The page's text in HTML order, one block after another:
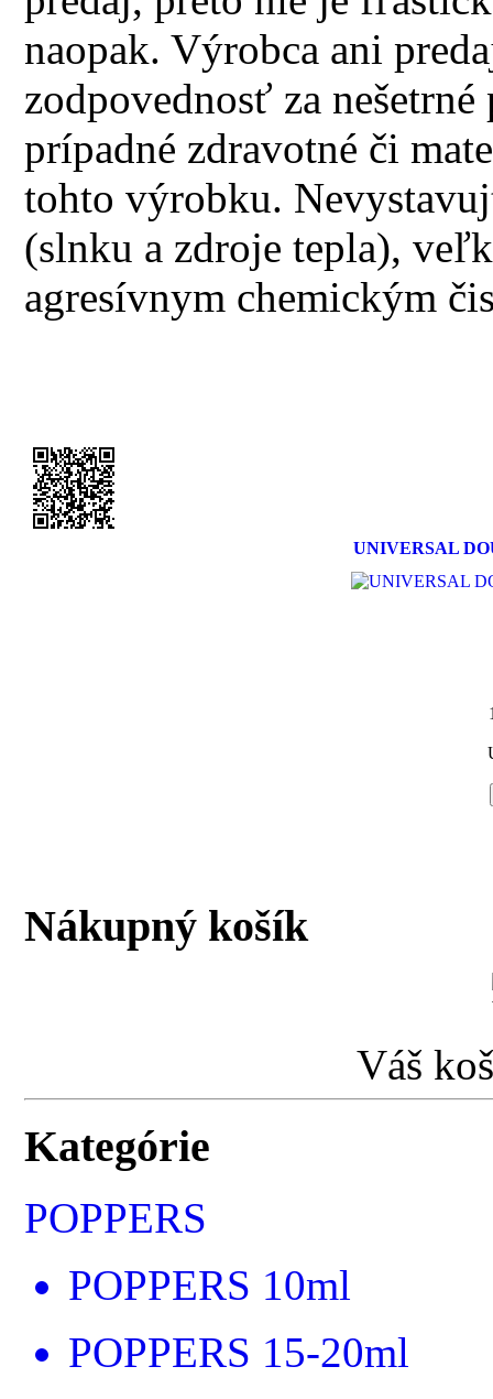
naopak. Výrobca ani
zodpovednosť za
prípadné zdravotné či
tohto výrobku.
(slnku a zdroje tepla),
agresívnym chemickým
UNIVERSAL
Nákupný košík
Váš
Kategórie
POPPERS
POPPERS 10ml
POPPERS 15-20ml